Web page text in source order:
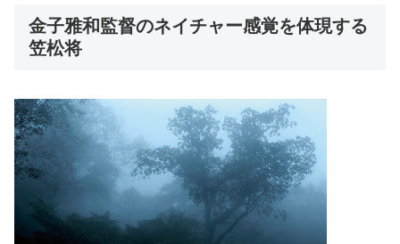
金子雅和監督のネイチャー感覚を体現する
笠松将